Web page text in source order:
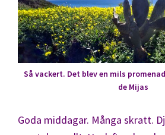
Så vackert. Det blev en mils
de Mijas
Goda middagar. Många skratt.